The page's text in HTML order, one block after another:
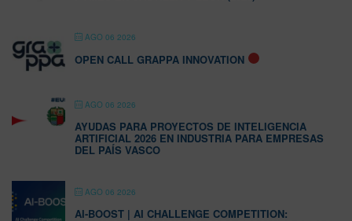
AGO 06 2026
OPEN CALL GRAPPA INNOVATION
AGO 06 2026
AYUDAS PARA PROYECTOS DE INTELIGENCIA
ARTIFICIAL 2026 EN INDUSTRIA PARA EMPRESAS
DEL PAÍS VASCO
AGO 06 2026
AI-BOOST | AI CHALLENGE COMPETITION: